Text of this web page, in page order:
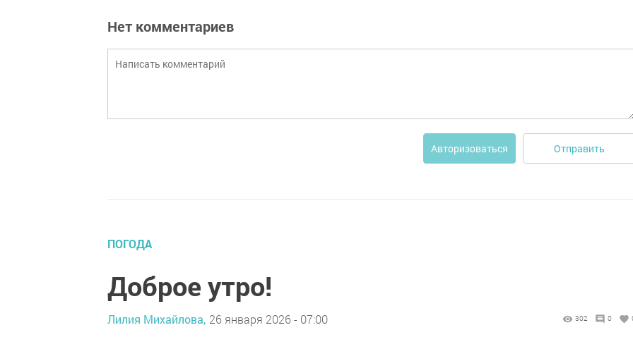
Нет комментариев
Авторизоваться Отправить
ПОГОДА
Доброе утро!
Лилия Михайлова, 26 января 2026 - 07:00 302 0